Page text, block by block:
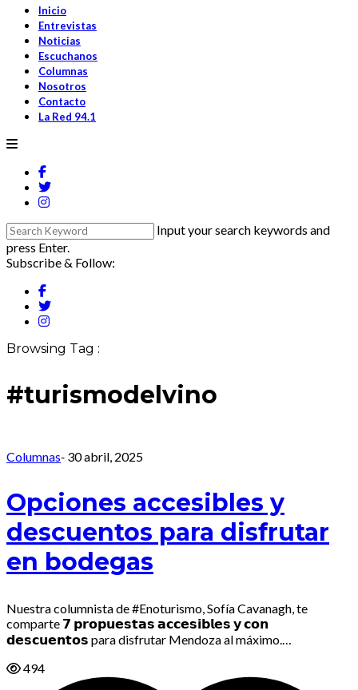
Inicio
Entrevistas
Noticias
Escuchanos
Columnas
Nosotros
Contacto
La Red 94.1
Input your search keywords and
press Enter.
Subscribe & Follow:
Browsing Tag :
#turismodelvino
Columnas- 30 abril, 2025
Opciones accesibles y
descuentos para disfrutar
en bodegas
Nuestra columnista de #Enoturismo, Sofía Cavanagh, te
comparte 𝟳 𝗽𝗿𝗼𝗽𝘂𝗲𝘀𝘁𝗮𝘀 𝗮𝗰𝗰𝗲𝘀𝗶𝗯𝗹𝗲𝘀 𝘆 𝗰𝗼𝗻
𝗱𝗲𝘀𝗰𝘂𝗲𝗻𝘁𝗼𝘀 para disfrutar Mendoza al máximo.…
494